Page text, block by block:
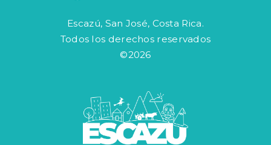
Escazú, San José, Costa Rica.
Todos los derechos reservados
©2026